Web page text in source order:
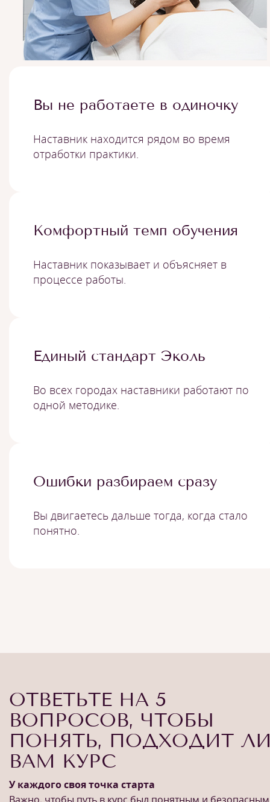
Вы не работаете в одиночку
Наставник находится рядом во время
отработки практики.
Комфортный темп обучения
Наставник показывает и объясняет в
процессе работы.
Единый стандарт Эколь
Во всех городах наставники работают по
одной методике.
Ошибки разбираем сразу
Вы двигаетесь дальше тогда, когда стало
понятно.
ОТВЕТЬТЕ НА 5
ВОПРОСОВ, ЧТОБЫ
ПОНЯТЬ, ПОДХОДИТ
ВАМ КУРС
У каждого своя точка старта